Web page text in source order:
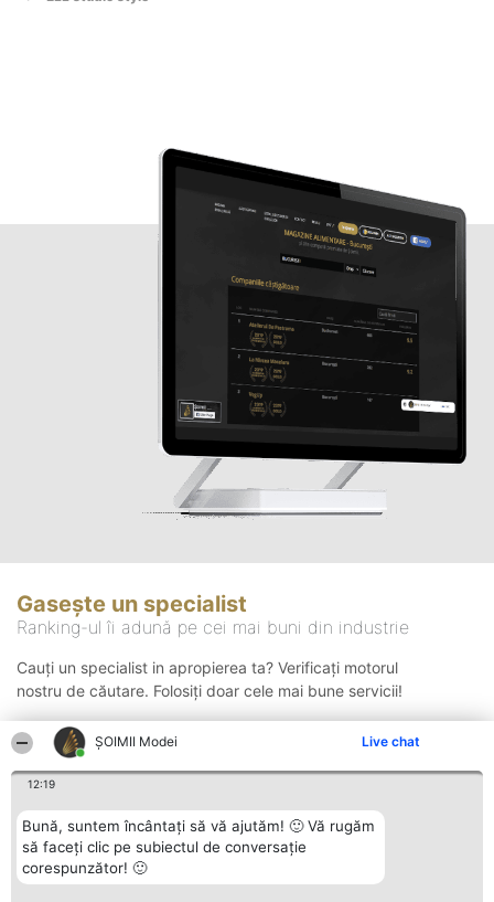
ȘOIMII Modei Live chat
12:19
Bună, suntem încântați să vă ajutăm! 🙂 Vă rugăm
să faceți clic pe subiectul de conversație
corespunzător! 🙂
Gasește un specialist
Ranking-ul îi adună pe cei mai buni din industrie
Cauți un specialist in apropierea ta? Verificați motorul
nostru de căutare. Folosiți doar cele mai bune servicii!